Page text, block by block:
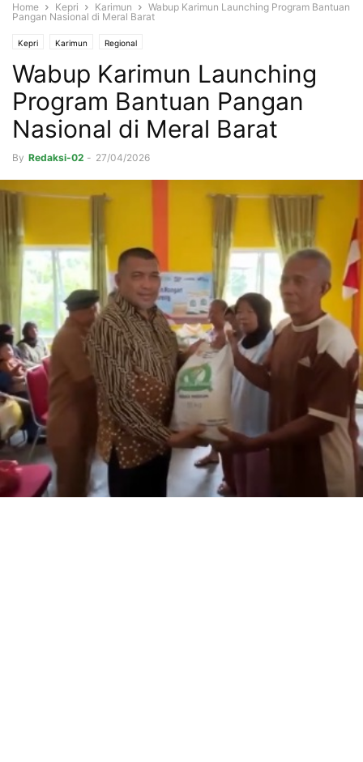
Home Kepri Karimun
Wabup Karimun Launching Program Bantuan
Pangan Nasional di Meral Barat
Kepri Karimun Regional
Wabup Karimun Launching
Program Bantuan Pangan
Nasional di Meral Barat
By Redaksi-02 - 27/04/2026